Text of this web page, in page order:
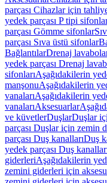
parçası Cihazlar için
yedek parçası P tipi
parçası Gömme sifonlar
parçası Sıva üstü sifonlar
BağlantılarDrenaj
yedek parçası Drenaj
sifonlarıAşağıdakilerin
manşonuAşağıdakilerin
vanalarıAşağıdakilerin
vanalarıAksesuarlar
ve küvetlerDuşlarDuşlar
parçası Duşlar için zemin
parçası Duş kanallarıDuş
yedek parçası Duş
giderleriAşağıdakilerin
zemini giderleri için